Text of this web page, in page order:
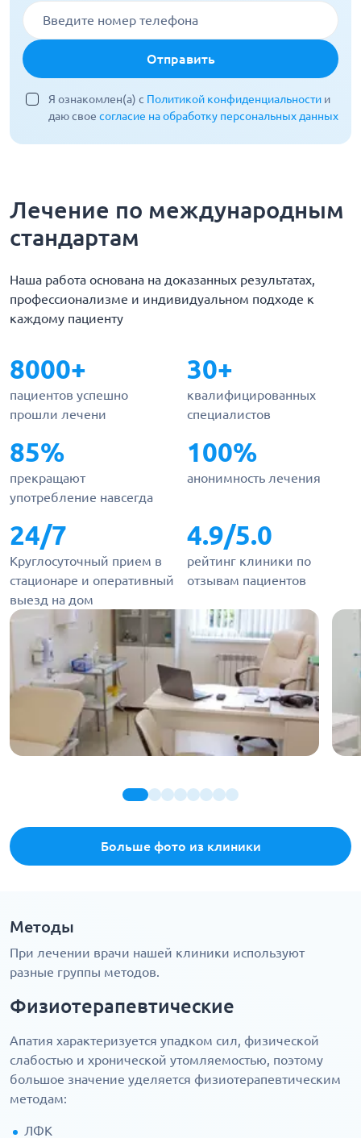
Отправить
Я ознакомлен(а) с Политикой конфиденциальности и
даю свое согласие на обработку персональных данных
Лечение по международным
стандартам
Наша работа основана на доказанных результатах,
профессионализме и индивидуальном подходе к
каждому пациенту
8000+
пациентов успешно
прошли лечени
30+
квалифицированных
специалистов
85%
прекращают
употребление навсегда
100%
анонимность лечения
24/7
Круглосуточный прием в
стационаре и оперативный
выезд на дом
4.9/5.0
рейтинг клиники по
отзывам пациентов
Больше фото из клиники
Методы
При лечении врачи нашей клиники используют
разные группы методов.
Физиотерапевтические
Апатия характеризуется упадком сил, физической
слабостью и хронической утомляемостью, поэтому
большое значение уделяется физиотерапевтическим
методам:
ЛФК